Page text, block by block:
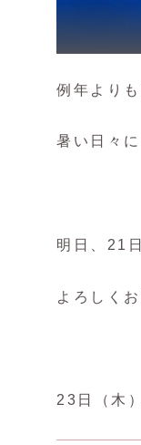
例年より
暑い日々
明日、21
よろしく
23日（木